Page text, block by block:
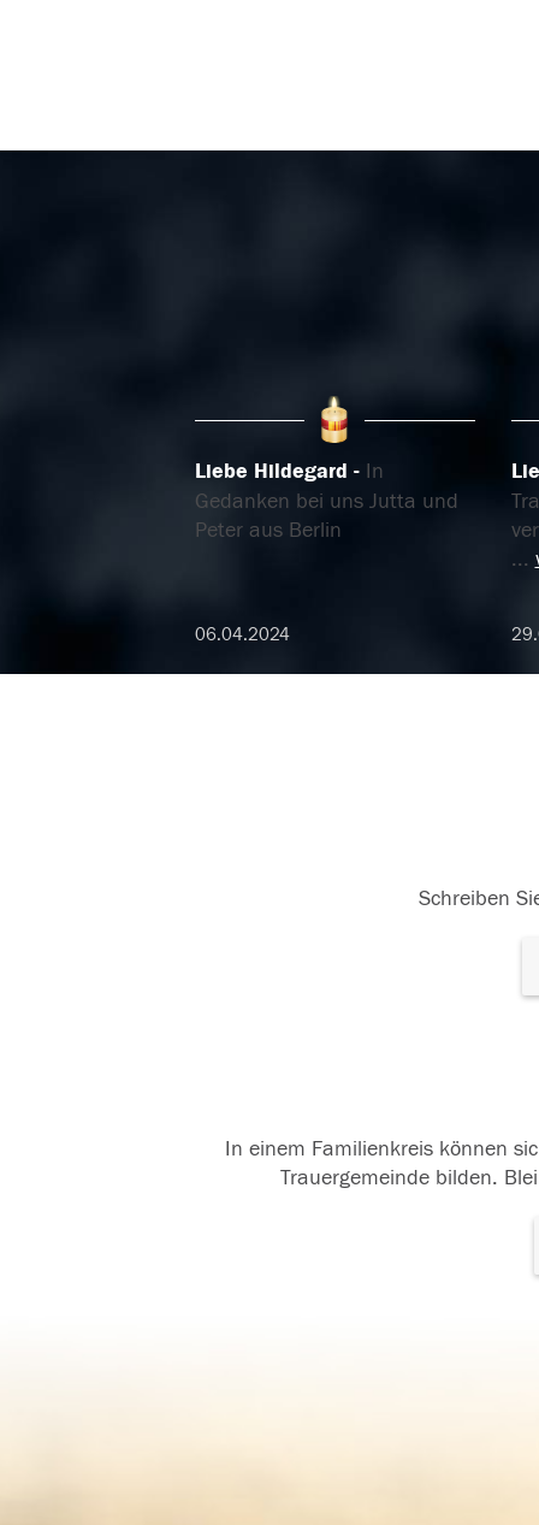
Liebe Hildegard
In
Gedanken bei uns Jutta und
Peter aus Berlin
06.04.2024
...
Schreiben
In einem Familienkreis können
Trauergemeinde bilden.